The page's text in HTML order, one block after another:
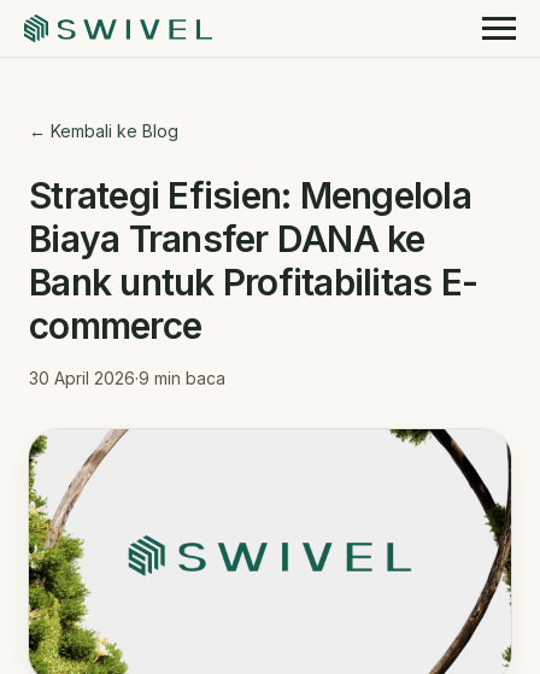
← Kembali ke Blog
Strategi Efisien: Mengelola
Biaya Transfer DANA ke
Bank untuk Profitabilitas E-
commerce
30 April 2026·9 min baca